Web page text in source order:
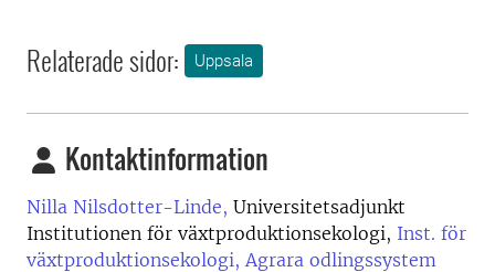
Relaterade sidor: Uppsala
Kontaktinformation
Nilla Nilsdotter-Linde, Universitetsadjunkt
Institutionen för växtproduktionsekologi, Inst. för
växtproduktionsekologi, Agrara odlingssystem